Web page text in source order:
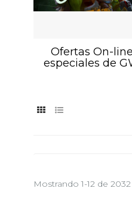
Ofertas On-line
especiales de
Mostrando 1-12 de